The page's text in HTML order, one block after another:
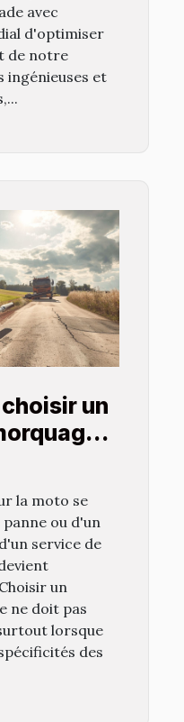
avec
d'optimiser
de notre
ingénieuses et
un
la moto se
ou d'un
service de
un
ne doit pas
lorsque
des